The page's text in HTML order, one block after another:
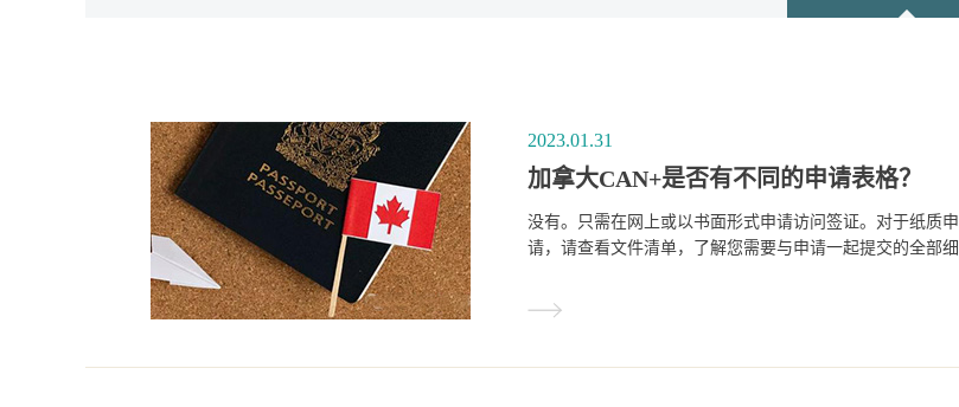
2023.01.31
加拿大CAN+是否有不同的申请表格？
没有。只需在网上或以书面形式申请访问签证。对于纸质申
请，请查看文件清单，了解您需要与申请一起提交的全部细